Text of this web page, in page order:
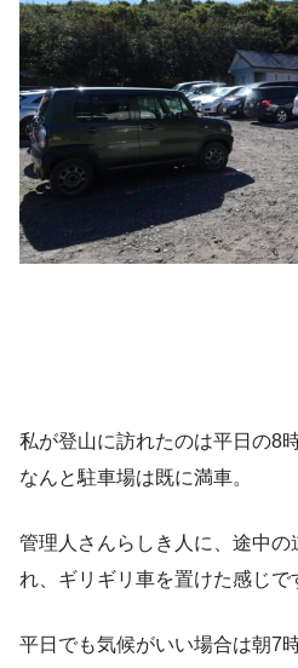
私が登山に訪れたのは平日の8
なんと駐車場は既に満車。
管理人さんらしき人に、途中の
れ、ギリギリ車を置けた感じで
平日でも気候がいい場合は朝7